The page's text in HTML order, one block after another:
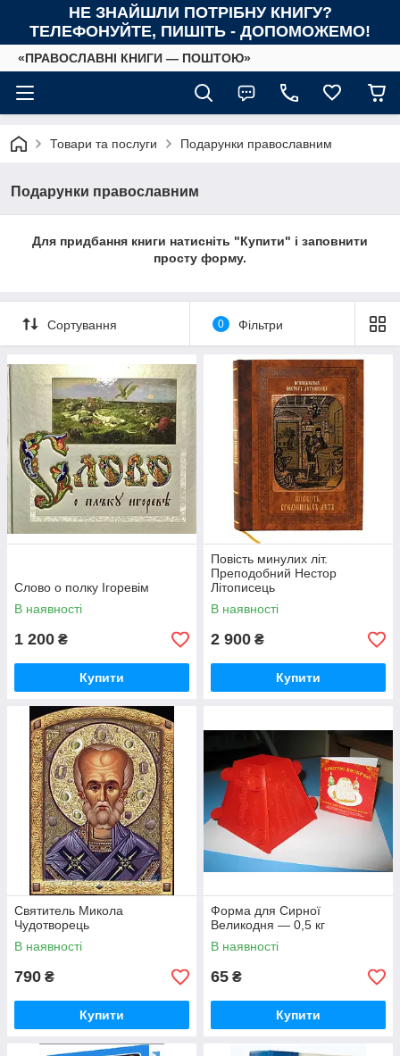
НЕ ЗНАЙШЛИ ПОТРІБНУ КНИГУ?
ТЕЛЕФОНУЙТЕ, ПИШІТЬ - ДОПОМОЖЕМО!
«ПРАВОСЛАВНІ КНИГИ — ПОШТОЮ»
Товари та послуги Подарунки православним
Подарунки православним
Для придбання книги натисніть "Купити" і заповнити
просту форму.
Сортування 0 Фільтри
Слово о полку Ігоревім
В наявності
1 200 ₴
Купити
Повість минулих літ.
Преподобний Нестор
Літописець
В наявності
2 900 ₴
Купити
Святитель Микола
Чудотворець
В наявності
790 ₴
Купити
Форма для Сирної
Великодня — 0,5 кг
В наявності
65 ₴
Купити